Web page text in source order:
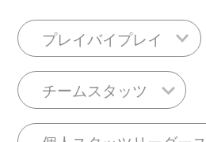
プレイバイプレイ
チームスタッツ